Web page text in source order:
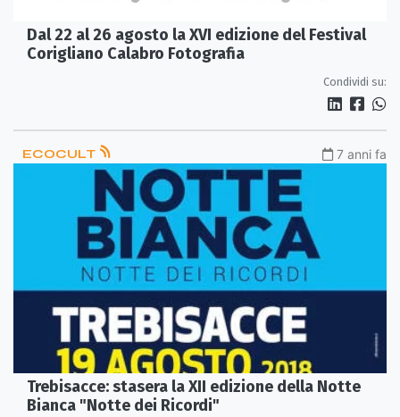
Dal 22 al 26 agosto la XVI edizione del Festival
Corigliano Calabro Fotografia
Condividi su:
ECOCULT 7 anni fa
Trebisacce: stasera la XII edizione della Notte
Bianca "Notte dei Ricordi"